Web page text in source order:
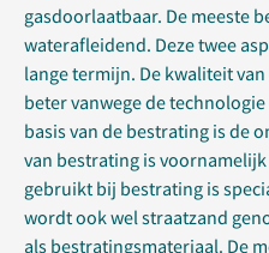
gasdoorlaatbaar. De meeste
waterafleidend. Deze twee
lange termijn. De kwaliteit
beter vanwege de
basis van de bestrating is de
van bestrating is
gebruikt bij bestrating is
wordt ook wel straatzand
als bestratingsmateriaal. De